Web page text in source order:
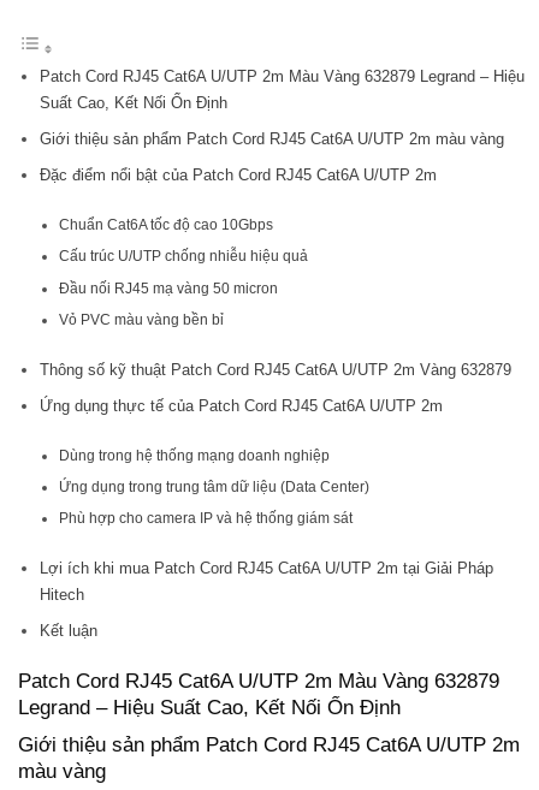
Patch Cord RJ45 Cat6A U/UTP 2m Màu Vàng 632879 Legrand – Hiệu
Suất Cao, Kết Nối Ổn Định
Giới thiệu sản phẩm Patch Cord RJ45 Cat6A U/UTP 2m màu vàng
Đặc điểm nổi bật của Patch Cord RJ45 Cat6A U/UTP 2m
Chuẩn Cat6A tốc độ cao 10Gbps
Cấu trúc U/UTP chống nhiễu hiệu quả
Đầu nối RJ45 mạ vàng 50 micron
Vỏ PVC màu vàng bền bỉ
Thông số kỹ thuật Patch Cord RJ45 Cat6A U/UTP 2m Vàng 632879
Ứng dụng thực tế của Patch Cord RJ45 Cat6A U/UTP 2m
Dùng trong hệ thống mạng doanh nghiệp
Ứng dụng trong trung tâm dữ liệu (Data Center)
Phù hợp cho camera IP và hệ thống giám sát
Lợi ích khi mua Patch Cord RJ45 Cat6A U/UTP 2m tại Giải Pháp
Hitech
Kết luận
Patch Cord RJ45 Cat6A U/UTP 2m Màu Vàng 632879
Legrand – Hiệu Suất Cao, Kết Nối Ổn Định
Giới thiệu sản phẩm Patch Cord RJ45 Cat6A U/UTP 2m
màu vàng